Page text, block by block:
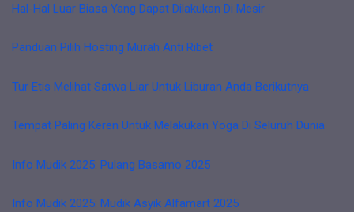
Hal-Hal Luar Biasa Yang Dapat Dilakukan Di Mesir
Panduan Pilih Hosting Murah Anti Ribet
Tur Etis Melihat Satwa Liar Untuk Liburan Anda Berikutnya
Tempat Paling Keren Untuk Melakukan Yoga Di Seluruh Dunia
Info Mudik 2025: Pulang Basamo 2025
Info Mudik 2025: Mudik Asyik Alfamart 2025